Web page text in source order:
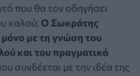
που θα τον οδηγήσει
καλού; Ο Σωκράτης
μόνο με τη γνώση του
και του πραγματικά
συνδέεται με την ιδέα της